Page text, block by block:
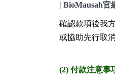
| BioMausah官
確認款項後我
或協助先行取消
(2) 付款注意事